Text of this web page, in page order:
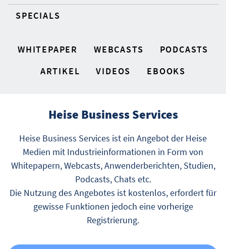
SPECIALS
WHITEPAPER WEBCASTS
PODCASTS
ARTIKEL
VIDEOS EBOOKS
Heise Business Services
Heise Business Services ist ein Angebot der Heise
Medien mit Industrieinformationen in Form von
Whitepapern, Webcasts, Anwenderberichten, Studien,
Podcasts, Chats etc.
Die Nutzung des Angebotes ist kostenlos, erfordert für
gewisse Funktionen jedoch eine vorherige
Registrierung.